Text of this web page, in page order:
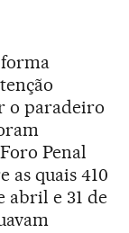
o paradeiro
Penal
as quais 410
abril e 31 de